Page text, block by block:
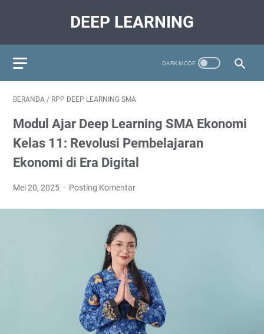
DEEP LEARNING
BERANDA / RPP DEEP LEARNING SMA
Modul Ajar Deep Learning SMA Ekonomi
Kelas 11: Revolusi Pembelajaran
Ekonomi di Era Digital
Mei 20, 2025 Posting Komentar